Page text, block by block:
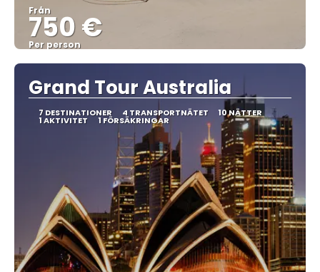
Från
750 €
Per person
Se
Grand Tour Australia
7 DESTINATIONER 4 TRANSPORTNÄTET 10 NÄTTER
1 AKTIVITET 1 FÖRSÄKRINGAR